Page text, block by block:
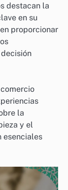
destacan la
en su
proporcionar
la
y el
esenciales